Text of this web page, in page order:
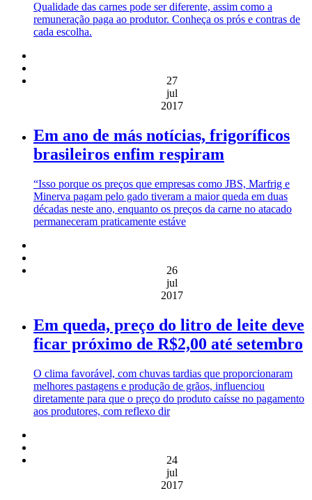
Qualidade das carnes pode ser diferente, assim como a
remuneração paga ao produtor. Conheça os prós e contras de
cada escolha.
27
jul
2017
Em ano de más notícias, frigoríficos
brasileiros enfim respiram
“Isso porque os preços que empresas como JBS, Marfrig e
Minerva pagam pelo gado tiveram a maior queda em duas
décadas neste ano, enquanto os preços da carne no atacado
permaneceram praticamente estáve
26
jul
2017
Em queda, preço do litro de leite deve
ficar próximo de R$2,00 até setembro
O clima favorável, com chuvas tardias que proporcionaram
melhores pastagens e produção de grãos, influenciou
diretamente para que o preço do produto caísse no pagamento
aos produtores, com reflexo dir
24
jul
2017